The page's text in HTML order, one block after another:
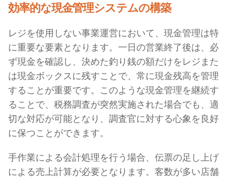
効率的な現金管理システムの構築
レジを使用しない事業運営において、現金管理は特
に重要な要素となります。一日の営業終了後は、必
ず現金を確認し、決めた釣り銭の額だけをレジまた
は現金ボックスに残すことで、常に現金残高を管理
することが重要です。このような現金管理を継続す
ることで、税務調査が突然実施された場合でも、適
切な対応が可能となり、調査官に対する心象を良好
に保つことができます。
手作業による会計処理を行う場合、伝票の足し上げ
による売上計算が必要となります。客数が多い店舗